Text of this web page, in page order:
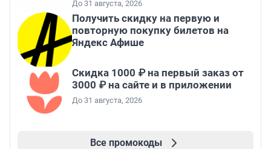
До 31 августа, 2026
Получить скидку на первую и
повторную покупку билетов на
Яндекс Афише
Скидка 1000 ₽ на первый заказ от
3000 ₽ на сайте и в приложении
До 31 августа, 2026
Все промокоды